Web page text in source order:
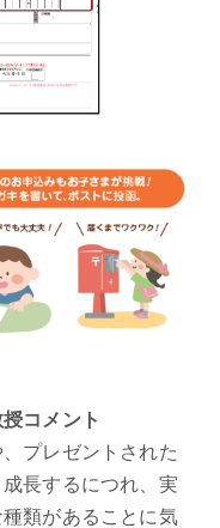
コメント
プレゼントされた
長するにつれ、実
類があることに気